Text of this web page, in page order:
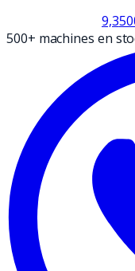
9,3
500+ machines en